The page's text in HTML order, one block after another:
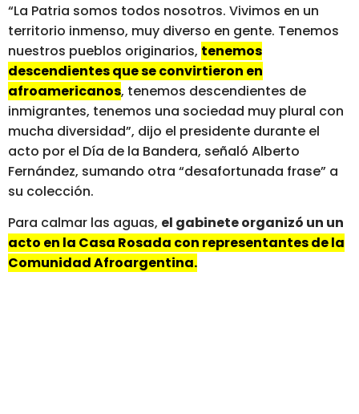
“La Patria somos todos nosotros. Vivimos en un
territorio inmenso, muy diverso en gente. Tenemos
nuestros pueblos originarios, tenemos
descendientes que se convirtieron en
afroamericanos, tenemos descendientes de
inmigrantes, tenemos una sociedad muy plural con
mucha diversidad”, dijo el presidente durante el
acto por el Día de la Bandera, señaló Alberto
Fernández, sumando otra “desafortunada frase” a
su colección.
Para calmar las aguas, el gabinete organizó un un
acto en la Casa Rosada con representantes de la
Comunidad Afroargentina.